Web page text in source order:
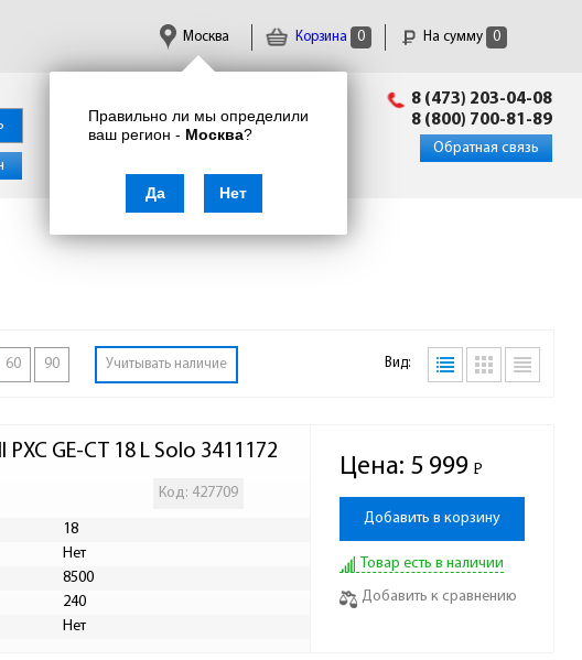
Корзина 0 На сумму 0
Правильно ли мы определили
ваш регион - Москва?
Да Нет
Москва
info@enkor24.ru
8 (473) 203-04-08
8 (800) 700-81-89
Обратная связь
60 90 Учитывать наличие Вид:
GE-CT 18 L Solo 3411172
Код: 427709
18
Нет
8500
240
Нет
Цена: 5 999 Р
-
Добавить в корзину
Товар есть в наличии
Добавить к сравнению